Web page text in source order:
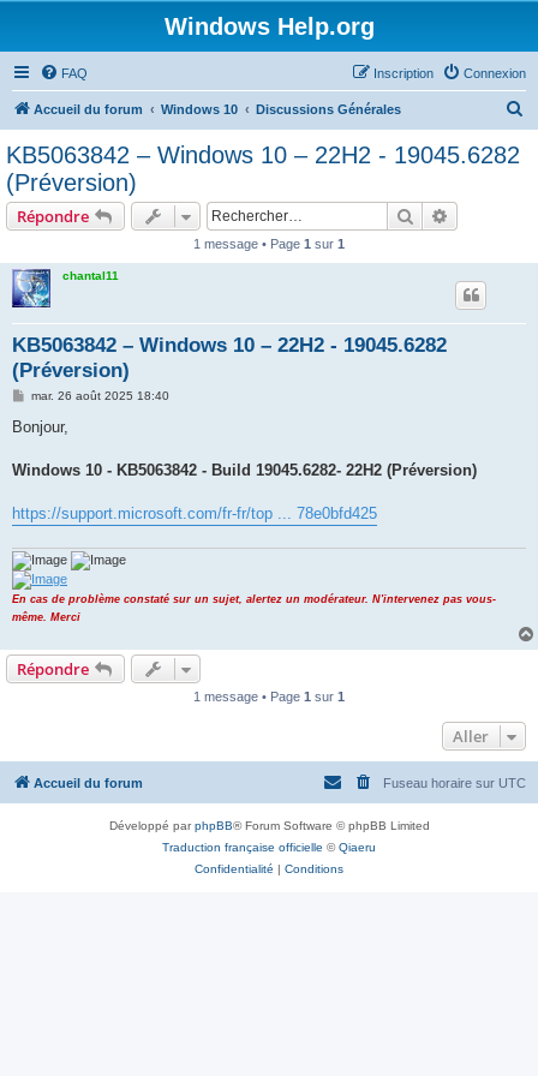
Windows Help.org
FAQ Connexion
Inscription
Accueil du forum Windows 10 Discussions Générales
KB5063842 – Windows 10 – 22H2 - 19045.6282
(Préversion)
Répondre Rechercher
1 message • Page 1 sur 1
chantal11
KB5063842 – Windows 10 – 22H2 - 19045.6282
(Préversion)
M
s
g
mar. 26 août 2025 18:40
Bonjour,
Windows 10 - KB5063842 - Build 19045.6282- 22H2 (Préversion)
https://support.microsoft.com/fr-fr/top ... 78e0bfd425
En cas de problème constaté sur un sujet, alertez un modérateur. N'intervenez pas vous-
même. Merci
Répondre
1 message • Page 1 sur 1
Aller
Accueil du forum Fuseau horaire sur UTC
Développé parphpBB® Forum Software © phpBB Limited
Traduction française officielle ©Qiaeru
Confidentialité | Conditions